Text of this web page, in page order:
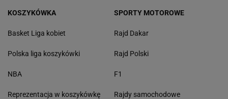
KOSZYKÓWKA
Basket Liga kobiet
Polska liga koszykówki
NBA
Reprezentacja w koszykówkę
SPORTY MOTOROWE
Rajd Dakar
Rajd Polski
F1
Rajdy samochodowe